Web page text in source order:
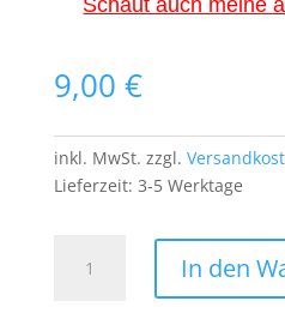
Schaut auch meine
9,00 €
inkl. MwSt. zzgl.
Lieferzeit: 3-5 Werktage
Pikachu
In den